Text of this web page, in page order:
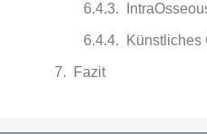
Künstliches
Fazit